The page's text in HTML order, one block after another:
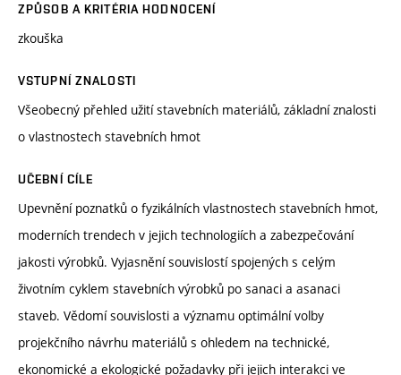
ZPŮSOB A KRITÉRIA HODNOCENÍ
zkouška
VSTUPNÍ ZNALOSTI
Všeobecný přehled užití stavebních materiálů, základní znalosti
o vlastnostech stavebních hmot
UČEBNÍ CÍLE
Upevnění poznatků o fyzikálních vlastnostech stavebních hmot,
moderních trendech v jejich technologiích a zabezpečování
jakosti výrobků. Vyjasnění souvislostí spojených s celým
životním cyklem stavebních výrobků po sanaci a asanaci
staveb. Vědomí souvislosti a významu optimální volby
projekčního návrhu materiálů s ohledem na technické,
ekonomické a ekologické požadavky při jejich interakci ve